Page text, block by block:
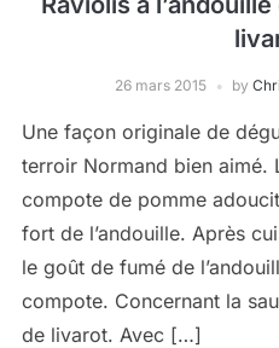
26 mars 2015 by
Une façon originale de
terroir Normand bien aimé.
compote de pomme
fort de l’andouille. Après
le goût de fumé de
compote. Concernant la
de livarot. Avec […]